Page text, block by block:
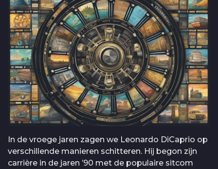
In de vroege jaren zagen we Leonardo DiCaprio op
verschillende manieren schitteren. Hij begon zijn
carrière in de jaren ’90 met de populaire sitcom